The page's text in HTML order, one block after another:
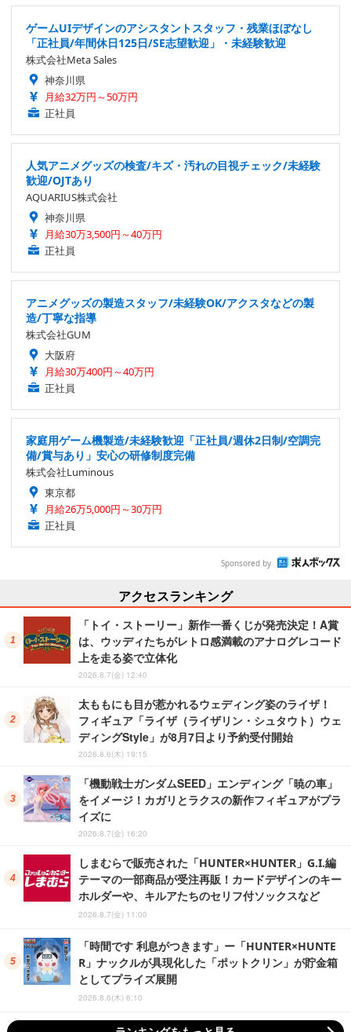
ゲームUIデザインのアシスタントスタッフ・残業ほぼなし
「正社員/年間休日125日/SE志望歓迎」・未経験歓迎
株式会社Meta Sales
神奈川県
月給32万円～50万円
正社員
人気アニメグッズの検査/キズ・汚れの目視チェック/未経験
歓迎/OJTあり
AQUARIUS株式会社
神奈川県
月給30万3,500円～40万円
正社員
アニメグッズの製造スタッフ/未経験OK/アクスタなどの製
造/丁寧な指導
株式会社GUM
大阪府
月給30万400円～40万円
正社員
家庭用ゲーム機製造/未経験歓迎「正社員/週休2日制/空調完
備/賞与あり」安心の研修制度完備
株式会社Luminous
東京都
月給26万5,000円～30万円
正社員
Sponsored by
アクセスランキング
「トイ・ストーリー」新作一番くじが発売決定！A賞
は、ウッディたちがレトロ感満載のアナログレコード
上を走る姿で立体化
2026.8.7(金) 12:40
太ももにも目が惹かれるウェディング姿のライザ！
フィギュア「ライザ（ライザリン・シュタウト）ウェ
ディングStyle」が8月7日より予約受付開始
2026.8.6(木) 19:15
「機動戦士ガンダムSEED」エンディング「暁の車」
をイメージ！カガリとラクスの新作フィギュアがプラ
イズに
2026.8.7(金) 16:20
しまむらで販売された「HUNTER×HUNTER」G.I.編
テーマの一部商品が受注再販！カードデザインのキー
ホルダーや、キルアたちのセリフ付ソックスなど
2026.8.7(金) 11:00
「時間です 利息がつきます」ー「HUNTER×HUNTE
R」ナックルが具現化した「ポットクリン」が貯金箱
としてプライズ展開
2026.8.6(木) 6:10